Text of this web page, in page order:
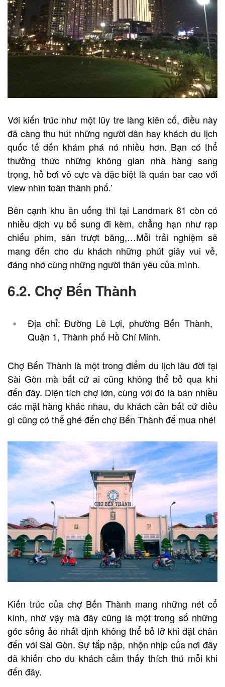
Với kiến trúc như một lũy tre làng kiên cố, điều này
đã càng thu hút những người dân hay khách du lịch
quốc tế đến khám phá nó nhiều hơn. Bạn có thể
thưởng thức những không gian nhà hàng sang
trọng, hồ bơi vô cực và đặc biệt là quán bar cao với
view nhìn toàn thành phố.’
Bên cạnh khu ăn uống thì tại Landmark 81 còn có
nhiều dịch vụ bổ sung đi kèm, chẳng hạn như rạp
chiếu phim, sân trượt băng,…Mỗi trải nghiệm sẽ
mang đến cho du khách những phút giây vui vẻ,
đáng nhớ cùng những người thân yêu của mình.
6.2. Chợ Bến Thành
Địa chỉ: Đường Lê Lợi, phường Bến Thành,
Quận 1, Thành phố Hồ Chí Minh.
Chợ Bến Thành là một trong điểm du lịch lâu đời tại
Sài Gòn mà bất cứ ai cũng không thể bỏ qua khi
đến đây. Diện tích chợ lớn, cùng với đó là bán nhiều
các mặt hàng khác nhau, du khách cần bất cứ điều
gì cũng có thể ghé đến chợ Bến Thành để mua nhé!
Kiến trúc của chợ Bến Thành mang những nét cổ
kính, nhờ vậy mà đây cũng là một trong số những
góc sống ảo nhất định không thể bỏ lỡ khi đặt chân
đến với Sài Gòn. Sự tấp nập, nhộn nhịp của nơi đây
đã khiến cho du khách cảm thấy thích thú mỗi khi
đến đây.